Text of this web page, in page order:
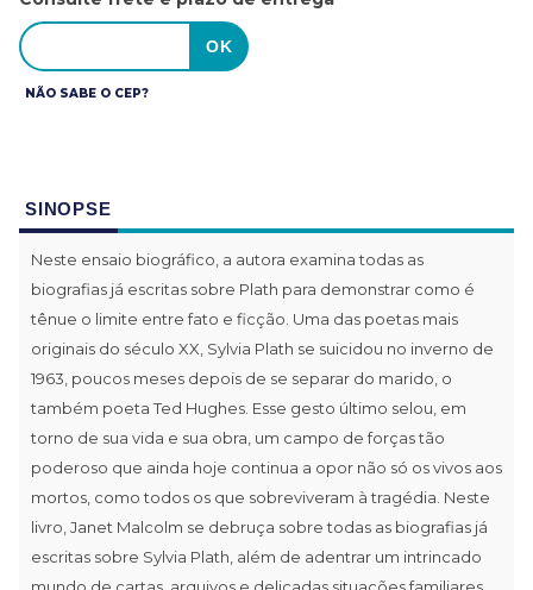
NÃO SABE O CEP?
SINOPSE
Neste ensaio biográfico, a autora examina todas as
biografias já escritas sobre Plath para demonstrar como é
tênue o limite entre fato e ficção. Uma das poetas mais
originais do século XX, Sylvia Plath se suicidou no inverno de
1963, poucos meses depois de se separar do marido, o
também poeta Ted Hughes. Esse gesto último selou, em
torno de sua vida e sua obra, um campo de forças tão
poderoso que ainda hoje continua a opor não só os vivos aos
mortos, como todos os que sobreviveram à tragédia. Neste
livro, Janet Malcolm se debruça sobre todas as biografias já
escritas sobre Sylvia Plath, além de adentrar um intrincado
mundo de cartas, arquivos e delicadas situações familiares.